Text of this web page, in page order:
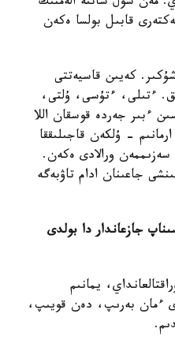
قابىل بولسا ەكەن
كەيىن قاسيەتتى
ءتىلى، ءتۇسى، ۇلتى،
ءبىر جەردە قوسقان اللا
- ۇلكەن قاجىلىققا
سەزىممەن ورالادى ەكەن.
جاعىنان ادام تاۋبەگە
جازعاندار دا بولدى
يمانىم
ءمان بەرىپ، دەن قويىپ،